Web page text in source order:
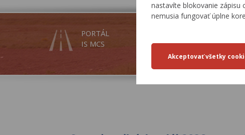
nastavíte blokovanie zápisu
nemusia fungovať úplne
PORTÁL
IS MCS
SLUŽBY